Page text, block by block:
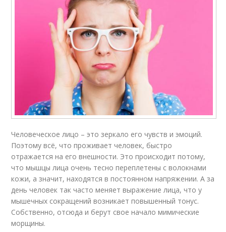
Человеческое лицо – это зеркало его чувств и эмоций.
Поэтому всё, что проживает человек, быстро
отражается на его внешности. Это происходит потому,
что мышцы лица очень тесно переплетены с волокнами
кожи, а значит, находятся в постоянном напряжении. А за
день человек так часто меняет выражение лица, что у
мышечных сокращений возникает повышенный тонус.
Собственно, отсюда и берут свое начало мимические
морщины.